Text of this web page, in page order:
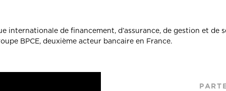
internationale de financement, d’assurance, de gestion et de
BPCE, deuxième acteur bancaire en France.